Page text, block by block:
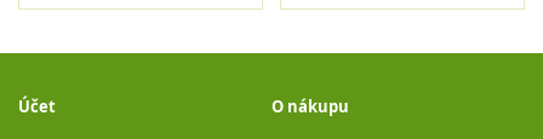
Účet O nákupu